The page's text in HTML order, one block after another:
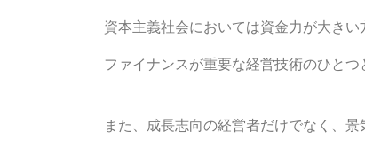
資本主義社会においては資金力が大きい
ファイナンスが重要な経営技術のひとつ
また、成長志向の経営者だけでなく、景